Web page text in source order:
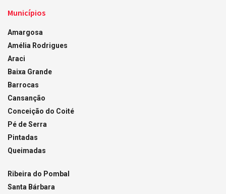
Municípios
Amargosa
Amélia Rodrigues
Araci
Baixa Grande
Barrocas
Cansanção
Conceição do Coité
Pé de Serra
Pintadas
Queimadas
Ribeira do Pombal
Santa Bárbara